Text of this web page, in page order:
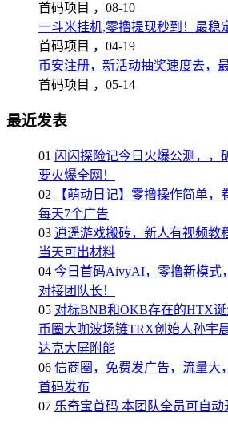
首码项目 ， 08-10
一斗米挂机,零撸提现秒到！最稳
首码项目 ， 04-19
币安注册，新活动抽奖速度去，
首码项目 ， 05-14
最近发表
01 闪闪探险记今日火爆公测，，
要火爆全网！
02
【萌动日记】零撸操作简单，
每天7个广告
03 逍遥游戏搬砖，新人有视频教
当天可出材料
04 今日首码AivyAI，零撸新模式
对接团队长！
05 对标BNB和OKB存在的HTX
币圈大咖波场链TRX创始人孙宇
达克大屏附能
06 信商圈，免费发广告，流量大
首码发布
07 乐奇宝首码 本团队全员可自